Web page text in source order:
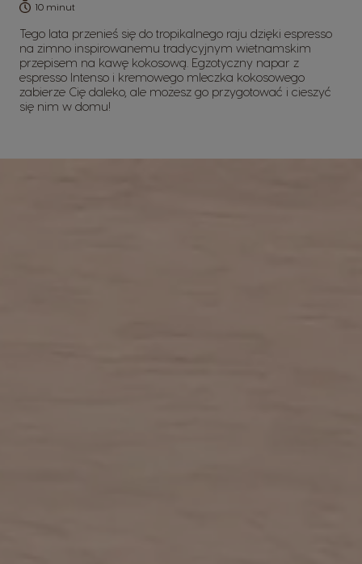
10 minut
Tego lata przenieś się do tropikalnego raju dzięki espresso
na zimno inspirowanemu tradycyjnym wietnamskim
przepisem na kawę kokosową. Egzotyczny napar z
espresso Intenso i kremowego mleczka kokosowego
zabierze Cię daleko, ale możesz go przygotować i cieszyć
się nim w domu!